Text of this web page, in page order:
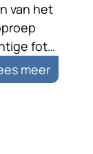
van het
foto
zet
meer